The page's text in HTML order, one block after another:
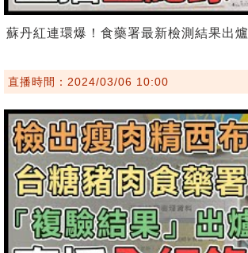
蘇丹紅連環爆！食藥署最新檢測結果出爐
直播時間：2024/03/06 10:00